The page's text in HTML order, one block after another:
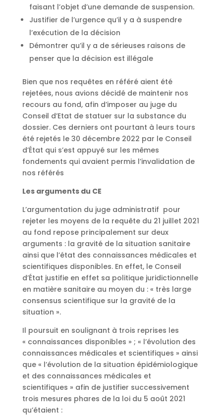
faisant l’objet d’une demande de suspension.
Justifier de l’urgence qu’il y a à suspendre
l’exécution de la décision
Démontrer qu’il y a de sérieuses raisons de
penser que la décision est illégale
Bien que nos requêtes en référé aient été
rejetées, nous avions décidé de maintenir nos
recours au fond, afin d’imposer au juge du
Conseil d’Etat de statuer sur la substance du
dossier. Ces derniers ont pourtant à leurs tours
été rejetés le 30 décembre 2022 par le Conseil
d’État qui s’est appuyé sur les mêmes
fondements qui avaient permis l’invalidation de
nos référés
Les arguments du CE
L’argumentation du juge administratif pour
rejeter les moyens de la requête du 21 juillet 2021
au fond repose principalement sur deux
arguments : la gravité de la situation sanitaire
ainsi que l’état des connaissances médicales et
scientifiques disponibles. En effet, le Conseil
d’État justifie en effet sa politique juridictionnelle
en matière sanitaire au moyen du : « très large
consensus scientifique sur la gravité de la
situation ».
Il poursuit en soulignant à trois reprises les
« connaissances disponibles » ; « l’évolution des
connaissances médicales et scientifiques » ainsi
que « l’évolution de la situation épidémiologique
et des connaissances médicales et
scientifiques » afin de justifier successivement
trois mesures phares de la loi du 5 août 2021
qu’étaient :